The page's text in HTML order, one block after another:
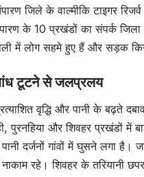
जिले के वाल्मीकि टाइगर
के 10 प्रखंडों का संपर्क
में लोग सहमे हुए हैं और सड़क
बांध टूटने से जलप्रलय
वृद्धि और पानी के बढ़ते
पुरनहिया और शिवहर प्रखंडों में
दर्जनों गांवों में घुसने लगा है।
रहे। शिवहर के तरियानी